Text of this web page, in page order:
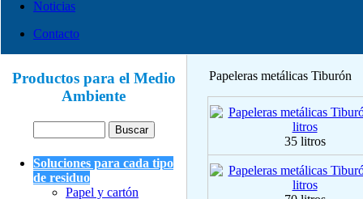
Noticias
Contacto
Productos para el Medio
Ambiente
Soluciones para cada tipo
de residuo
Papel y cartón
Papeleras metálicas Tiburón
35 litros